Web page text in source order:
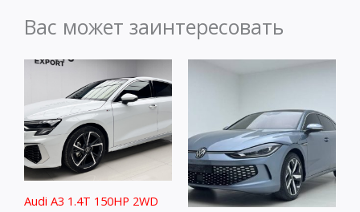
Вас может заинтересовать
Audi A3 1.4T 150HP 2WD